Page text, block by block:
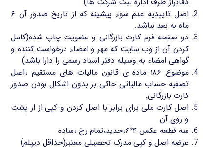
اصل تاییدیه عدم سوء پیشینه که از تاریخ صدور آن ۶
ماه به بعد نباشد.
دو صفحه فرم کارت بازرگانی و عضویت چاپ شده(کامل
کردن آن از وب سایت که مهر و امضاء درخواست کننده و
گواهی امضاء به وسیله دفتر اسناد رسمی را دارا باشد)
موضوع ۱۸۶ ماده ی قانون مالیات های مستقیم ،اصل
تصفیه حساب مالیاتی حاکی بر بدون اشکال بودن صدور
کارت بازرگانی.
اصل کارت ملی برای برابر با اصل کردن و کپی از از پشت
و روی آن
سه قطعه عکس ۴*۶،جدید،تمام رخ ،ساده
عرضه اصل و کپی مدرک تحصیلی معتبر(حداقل دیپلم)